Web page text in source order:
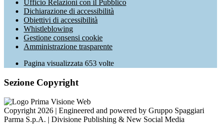
Ufficio Relazioni con il Pubblico
Dichiarazione di accessibilità
Obiettivi di accessibilità
Whistleblowing
Gestione consensi cookie
Amministrazione trasparente
Pagina visualizzata 653 volte
Sezione Copyright
Copyright 2026 | Engineered and powered by Gruppo Spaggiari
Parma S.p.A. | Divisione Publishing & New Social Media